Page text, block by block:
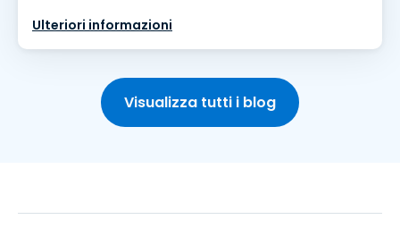
Ulteriori informazioni
Visualizza tutti i blog